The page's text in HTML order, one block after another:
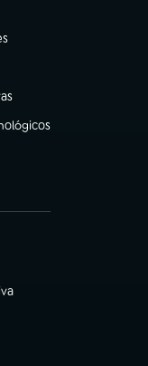
aba)